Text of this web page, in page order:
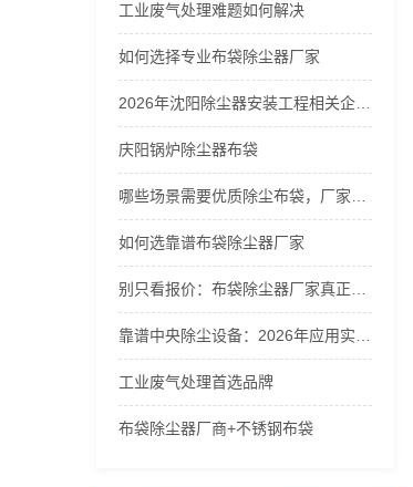
工业废气处理难题如何解决
如何选择专业布袋除尘器厂家
庆阳锅炉除尘器布袋
如何选靠谱布袋除尘器厂家
工业废气处理首选品牌
布袋除尘器厂商+不锈钢布袋